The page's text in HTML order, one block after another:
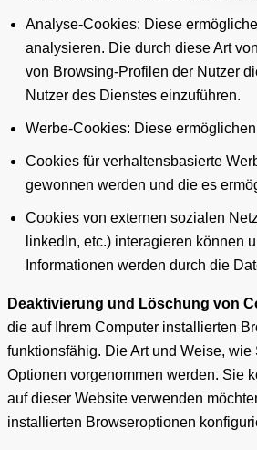
Analyse-Cookies: Diese
analysieren. Die durch diese Art
von Browsing-Profilen der Nutzer
Nutzer des Dienstes einzuführen.
Werbe-Cookies: Diese
Cookies für verhaltensbasierte
gewonnen werden und die es
Cookies von externen sozialen
linkedIn, etc.) interagieren können
Informationen werden durch die
Deaktivierung und Löschung von
die auf Ihrem Computer installierten
funktionsfähig. Die Art und Weise,
Optionen vorgenommen werden. Sie
auf dieser Website verwenden
installierten Browseroptionen